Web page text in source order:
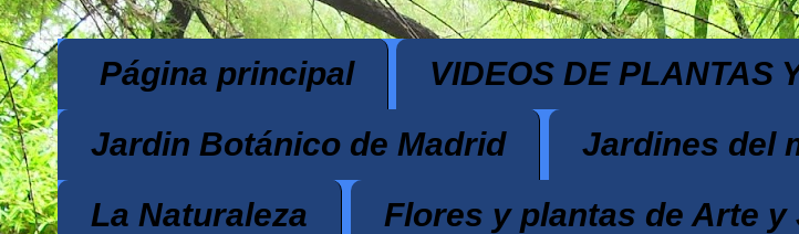
Página principal
VIDEOS DE PLANTAS
Jardin Botánico de Madrid
Jardines del
La Naturaleza
Flores y plantas de Arte y